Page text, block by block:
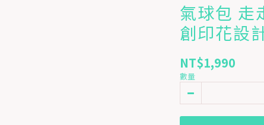
氣球包 走
創印花設
NT$1,990
數量